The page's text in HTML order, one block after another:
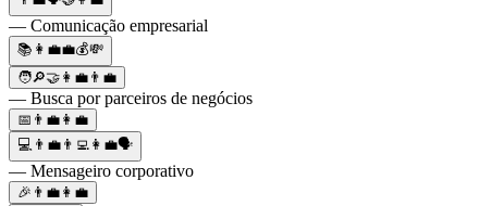
— Comunicação empresarial
📚👩‍💼💼💰💸
🧑🔎🤝👩‍💼👨‍💼
— Busca por parceiros de negócios
📅👨‍💼👩‍💼
💻👨‍💼👨‍💻👩‍💼🗣
— Mensageiro corporativo
🎉👨‍💼👩‍💼